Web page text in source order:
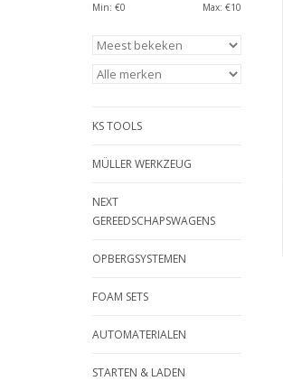
Min: €0 Max: €10
KS TOOLS
MÜLLER WERKZEUG
NEXT
GEREEDSCHAPSWAGENS
OPBERGSYSTEMEN
FOAM SETS
AUTOMATERIALEN
STARTEN & LADEN